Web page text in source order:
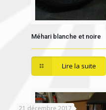
Méhari blanche et noire
Lire la suite